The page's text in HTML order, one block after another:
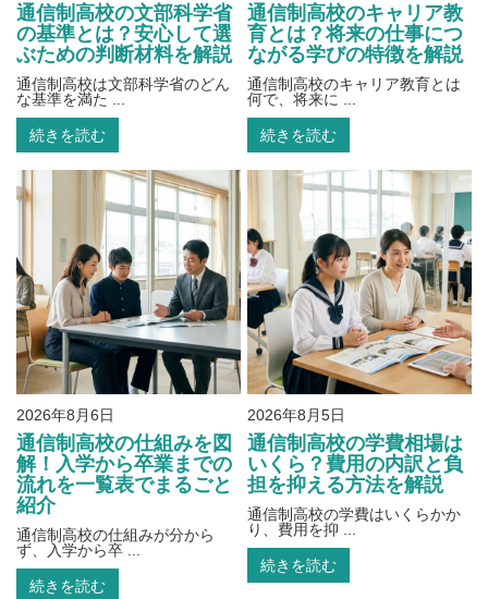
通信制高校の文部科学省
の基準とは？安心して選
ぶための判断材料を解説
通信制高校は文部科学省のどん
な基準を満た ...
続きを読む
通信制高校のキャリア教
育とは？将来の仕事につ
ながる学びの特徴を解説
通信制高校のキャリア教育とは
何で、将来に ...
続きを読む
2026年8月6日
通信制高校の仕組みを図
解！入学から卒業までの
流れを一覧表でまるごと
紹介
通信制高校の仕組みが分から
ず、入学から卒 ...
続きを読む
2026年8月5日
通信制高校の学費相場は
いくら？費用の内訳と負
担を抑える方法を解説
通信制高校の学費はいくらかか
り、費用を抑 ...
続きを読む